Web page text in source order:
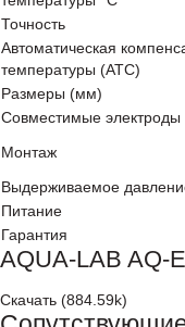
Точность
Автоматическая
температуры (АТС)
Размеры (мм)
Совместимые электроды
Монтаж
Выдерживаемое
Питание
Гарантия
AQUA-LAB AQ-
Скачать (884.59k)